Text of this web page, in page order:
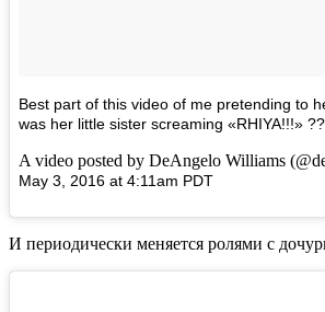
Best part of this video of me pretending to
was her little sister screaming «RHIYA!!!»
A video posted by DeAngelo Williams
May 3, 2016 at 4:11am PDT
И периодически меняется ролями с